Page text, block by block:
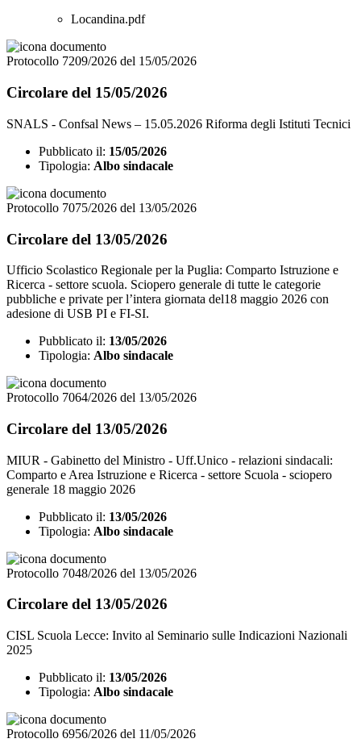
Locandina.pdf
Protocollo 7209/2026 del 15/05/2026
Circolare del 15/05/2026
SNALS - Confsal News – 15.05.2026 Riforma degli Istituti Tecnici
Pubblicato il: 15/05/2026
Tipologia: Albo sindacale
Protocollo 7075/2026 del 13/05/2026
Circolare del 13/05/2026
Ufficio Scolastico Regionale per la Puglia: Comparto Istruzione e
Ricerca - settore scuola. Sciopero generale di tutte le categorie
pubbliche e private per l’intera giornata del18 maggio 2026 con
adesione di USB PI e FI-SI.
Pubblicato il: 13/05/2026
Tipologia: Albo sindacale
Protocollo 7064/2026 del 13/05/2026
Circolare del 13/05/2026
MIUR - Gabinetto del Ministro - Uff.Unico - relazioni sindacali:
Comparto e Area Istruzione e Ricerca - settore Scuola - sciopero
generale 18 maggio 2026
Pubblicato il: 13/05/2026
Tipologia: Albo sindacale
Protocollo 7048/2026 del 13/05/2026
Circolare del 13/05/2026
CISL Scuola Lecce: Invito al Seminario sulle Indicazioni Nazionali
2025
Pubblicato il: 13/05/2026
Tipologia: Albo sindacale
Protocollo 6956/2026 del 11/05/2026